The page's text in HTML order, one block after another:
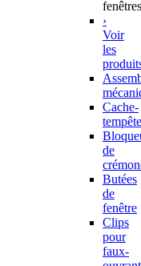
fenêtres
›
Voir
les
Cache-
tempête
de
Butées
de
fenêtre
Clips
pour
faux-